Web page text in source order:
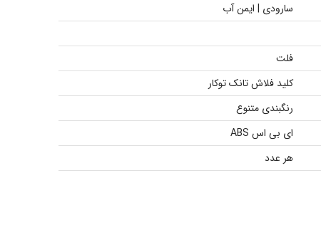
سارودی | ایمن آب
فلت
کلید فلاش تانک توکار
رنگبندی متنوع
ای بی اس ABS
هر عدد